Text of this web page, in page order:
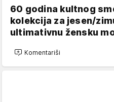
60 godina kultnog
kolekcija za jesen/
ultimativnu žensku
Komentariši